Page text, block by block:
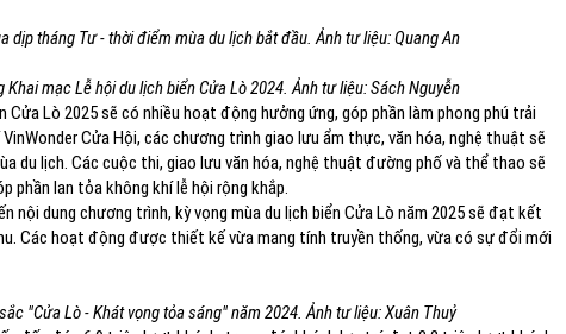
dịp tháng Tư - thời điểm mùa du lịch bắt đầu. Ảnh tư liệu: Quang An
Khai mạc Lễ hội du lịch biển Cửa Lò 2024. Ảnh tư liệu: Sách Nguyễn
Cửa Lò 2025 sẽ có nhiều hoạt động hưởng ứng, góp phần làm phong phú trải
Cửa Hội, các chương trình giao lưu ẩm thực, văn hóa, nghệ thuật sẽ
du lịch. Các cuộc thi, giao lưu văn hóa, nghệ thuật đường phố và thể thao sẽ
phần lan tỏa không khí lễ hội rộng khắp.
dung chương trình, kỳ vọng mùa du lịch biển Cửa Lò năm 2025 sẽ đạt kết
Các hoạt động được thiết kế vừa mang tính truyền thống, vừa có sự đổi mới
"Cửa Lò - Khát vọng tỏa sáng" năm 2024. Ảnh tư liệu: Xuân Thuỷ